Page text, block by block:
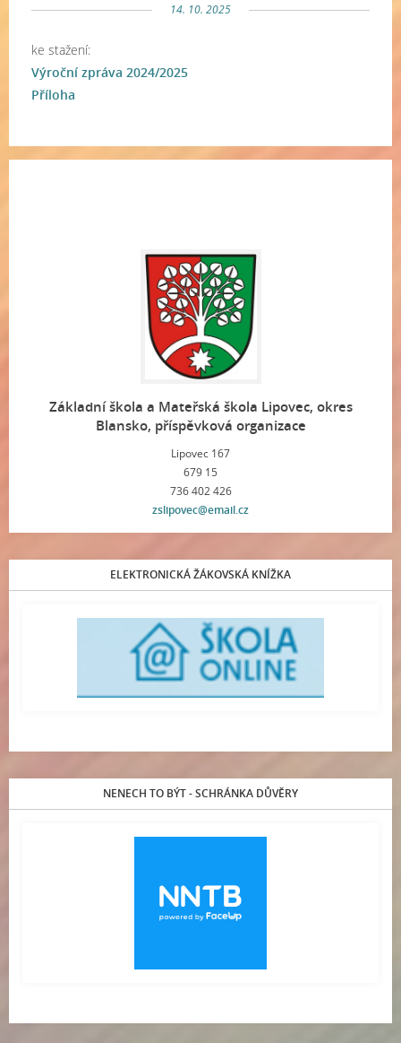
14. 10. 2025
ke stažení:
Výroční zpráva 2024/2025
Příloha
Základní škola a Mateřská škola Lipovec, okres
Blansko, příspěvková organizace
Lipovec 167
679 15
736 402 426
zslipovec@email.cz
ELEKTRONICKÁ ŽÁKOVSKÁ KNÍŽKA
NENECH TO BÝT - SCHRÁNKA DŮVĚRY